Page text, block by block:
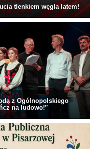
tlenkiem węgla latem!
z Ogólnopolskiego
na ludowo!”